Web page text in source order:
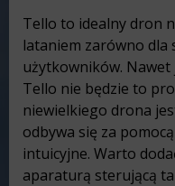
Tello to idealny dron
lataniem zarówno dla
użytkowników. Nawet
Tello nie będzie to
niewielkiego drona
odbywa się za
intuicyjne. Warto
aparaturą sterującą